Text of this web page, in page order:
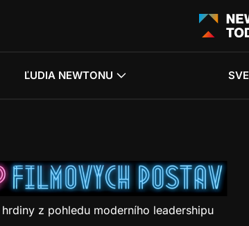
ĽUDIA NEWTONU
z pohledu moderního leadershipu